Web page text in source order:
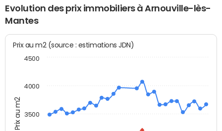
Evolution des prix immobiliers à Arnouville-lès-
Mantes
Prix au m2
Prix au m2 (source : estimations JDN)
3500
4000
4500